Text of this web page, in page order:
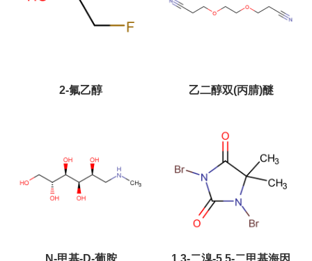
2-氟乙醇 乙二醇双(丙腈)醚
N-甲基-D-葡胺 1,3-二溴-5,5-二甲基海因